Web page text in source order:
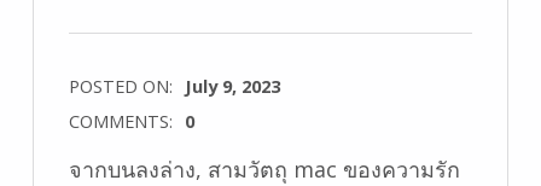
POSTED ON:
July 9, 2023
COMMENTS: 0
จากบนลงล่าง, สามวัตถุ mac ของความรัก